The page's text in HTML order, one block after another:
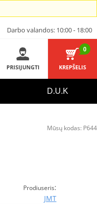
Darbo valandos: 10:00 - 18:00
PRISIJUNGTI
0
KREPŠELIS
D.U.K
Prodiuseris:
JMT
Mūsų kodas: P644